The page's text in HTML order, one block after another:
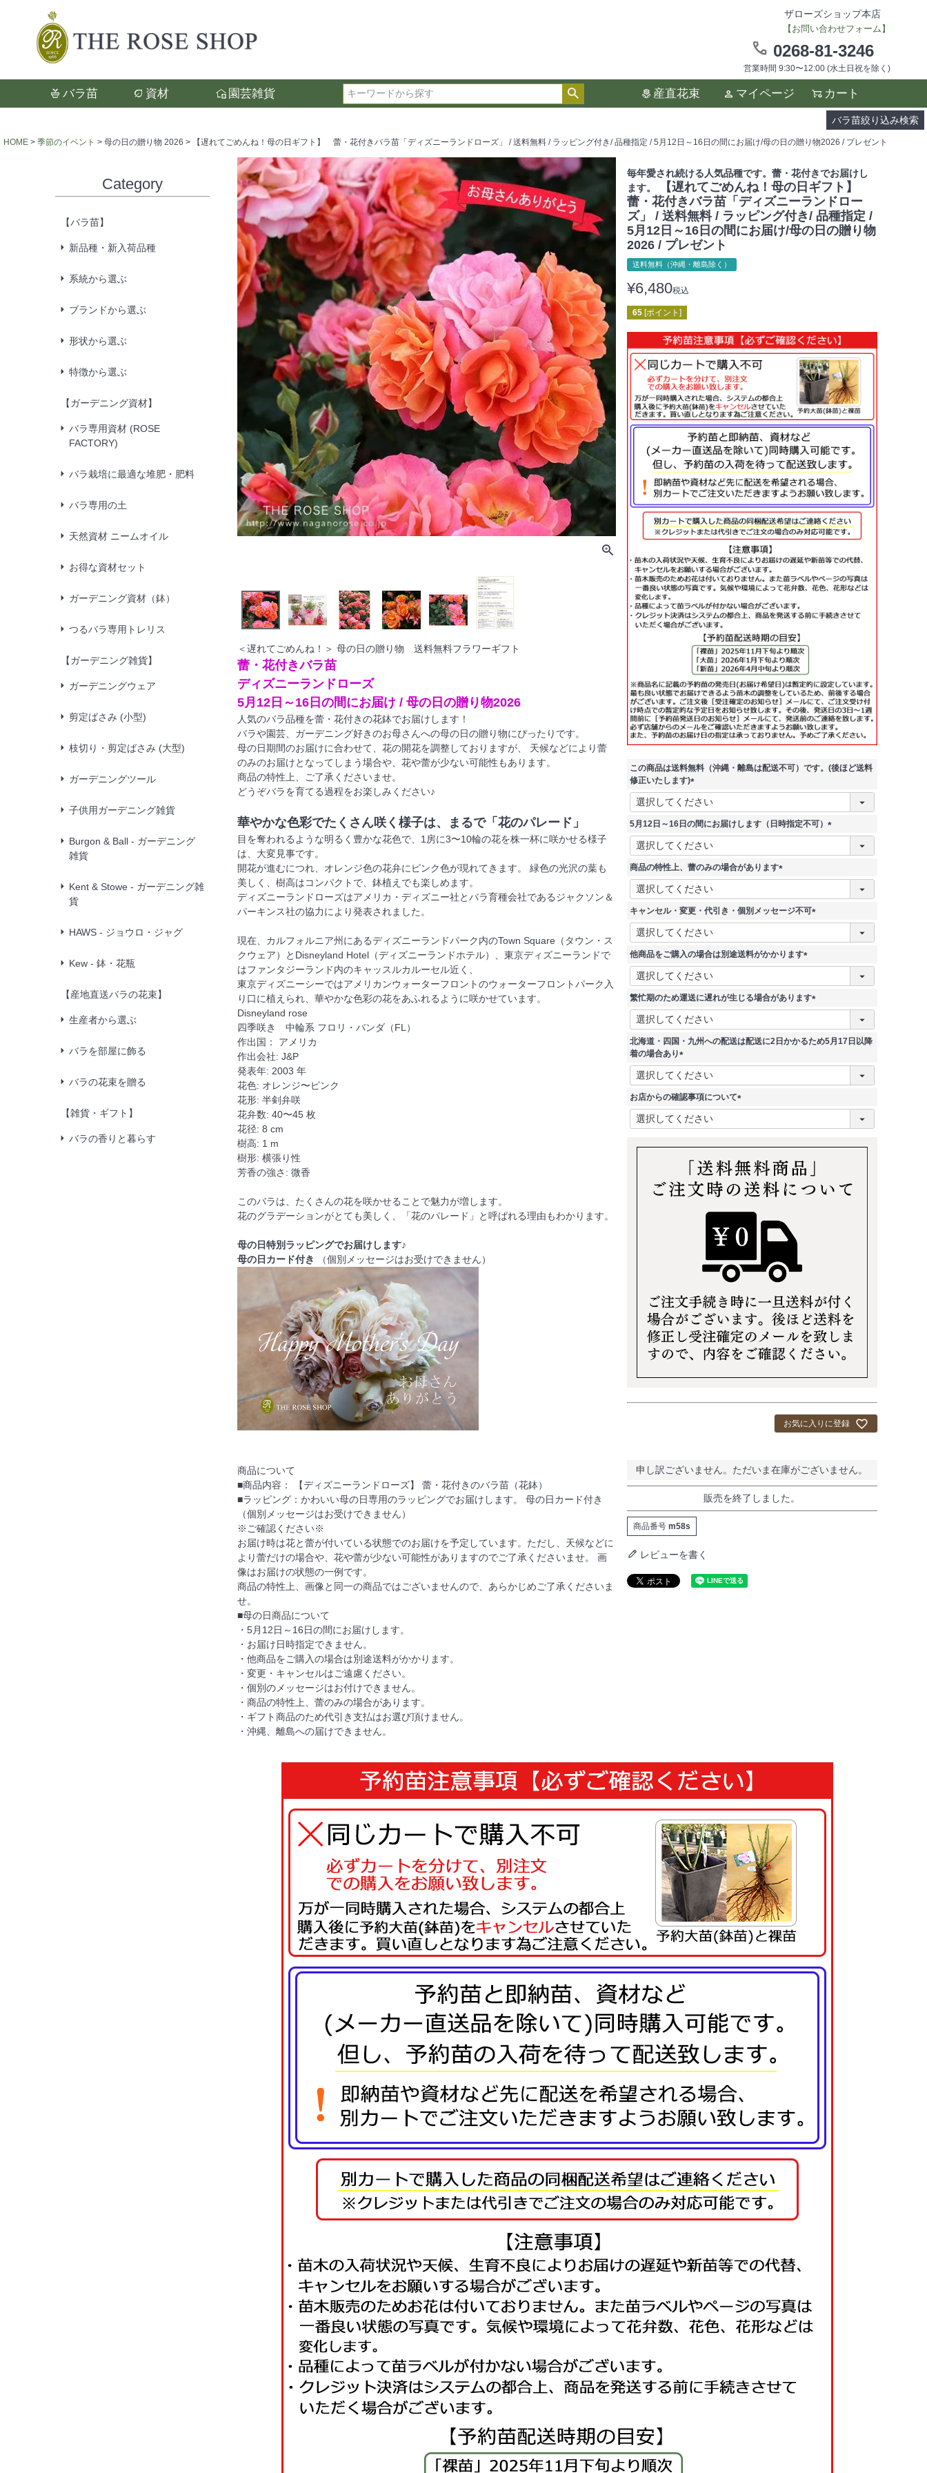
ザローズショップ本店
【お問い合わせフォーム】
0268-81-3246
営業時間 9:30〜12:00 (水土日祝を除く)
バラ苗 資材 園芸雑貨
検索 産直花束 マイページ カート
バラ苗絞り込み検索
検索
選択した項目全てに該当する品種のみ検索結果に表示されます。
タイプ、カラー、ブランドなどは1つずつ選択してください。
HOME 季節のイベント 母の日の贈り物 2026 【遅れてごめんね！母の日ギフト】 蕾・花付きバラ苗「ディズニーランドローズ」 / 送料無料 / ラッピング付き/ 品種指定 / 5月12日～16日の間にお届け/母の日の贈り物2026 / プレゼント
Category
【バラ苗】
新品種・新入荷品種
系統から選ぶ
ブランドから選ぶ
形状から選ぶ
特徴から選ぶ
【ガーデニング資材】
バラ専用資材 (ROSE
FACTORY)
バラ栽培に最適な堆肥・肥料
バラ専用の土
天然資材 ニームオイル
お得な資材セット
ガーデニング資材（鉢）
つるバラ専用トレリス
【ガーデニング雑貨】
ガーデニングウェア
剪定ばさみ (小型)
枝切り・剪定ばさみ (大型)
ガーデニングツール
子供用ガーデニング雑貨
Burgon & Ball - ガーデニング
雑貨
Kent & Stowe - ガーデニング雑
貨
HAWS - ジョウロ・ジャグ
Kew - 鉢・花瓶
【産地直送バラの花束】
生産者から選ぶ
バラを部屋に飾る
バラの花束を贈る
【雑貨・ギフト】
バラの香りと暮らす
＜遅れてごめんね！＞ 母の日の贈り物 送料無料フラワーギフト
蕾・花付きバラ苗
ディズニーランドローズ
5月12日～16日の間にお届け / 母の日の贈り物2026
人気のバラ品種を蕾・花付きの花鉢でお届けします！
バラや園芸、ガーデニング好きのお母さんへの母の日の贈り物にぴったりです。
母の日期間のお届けに合わせて、花の開花を調整しておりますが、 天候などにより蕾
のみのお届けとなってしまう場合や、花や蕾が少ない可能性もあります。
商品の特性上、ご了承くださいませ。
どうぞバラを育てる過程をお楽しみください♪
華やかな色彩でたくさん咲く様子は、まるで「花のパレード」
目を奪われるような明るく豊かな花色で、1房に3〜10輪の花を株一杯に咲かせる様子
は、大変見事です。
開花が進むにつれ、オレンジ色の花弁にピンク色が現れてきます。 緑色の光沢の葉も
美しく、樹高はコンパクトで、鉢植えでも楽しめます。
ディズニーランドローズはアメリカ・ディズニー社とバラ育種会社であるジャクソン＆
パーキンス社の協力により発表されました。
現在、カルフォルニア州にあるディズニーランドパーク内のTown Square（タウン・ス
クウェア）とDisneyland Hotel（ディズニーランドホテル）、東京ディズニーランドで
はファンタジーランド内のキャッスルカルーセル近く、
東京ディズニーシーではアメリカンウォーターフロントのウォーターフロントパーク入
り口に植えられ、華やかな色彩の花をあふれるように咲かせています。
Disneyland rose
四季咲き 中輪系 フロリ・バンダ（FL）
作出国： アメリカ
作出会社: J&P
発表年: 2003 年
花色: オレンジ〜ピンク
花形: 半剣弁咲
花弁数: 40〜45 枚
花径: 8 cm
樹高: 1 m
樹形: 横張り性
芳香の強さ: 微香
このバラは、たくさんの花を咲かせることで魅力が増します。
花のグラデーションがとても美しく、「花のパレード」と呼ばれる理由もわかります。
母の日特別ラッピングでお届けします♪
母の日カード付き
（個別メッセージはお受けできません）
商品について
■商品内容： 【ディズニーランドローズ】 蕾・花付きのバラ苗（花鉢）
■ラッピング：かわいい母の日専用のラッピングでお届けします。 母の日カード付き
（個別メッセージはお受けできません）
※ご確認ください※
お届け時は花と蕾が付いている状態でのお届けを予定しています。ただし、天候などに
より蕾だけの場合や、花や蕾が少ない可能性がありますのでご了承くださいませ。 画
像はお届けの状態の一例です。
商品の特性上、画像と同一の商品ではございませんので、あらかじめご了承くださいま
せ。
■母の日商品について
・5月12日～16日の間にお届けします。
・お届け日時指定できません。
・他商品をご購入の場合は別途送料がかかります。
・変更・キャンセルはご遠慮ください。
・個別のメッセージはお付けできません。
・商品の特性上、蕾のみの場合があります。
・ギフト商品のため代引き支払はお選び頂けません。
・沖縄、離島への届けできません。
毎年愛され続ける人気品種です。蕾・花付きでお届けし
ます。
【遅れてごめんね！母の日ギフト】
蕾・花付きバラ苗「ディズニーランドロー
ズ」 / 送料無料 / ラッピング付き/ 品種指定 /
5月12日～16日の間にお届け/母の日の贈り物
2026 / プレゼント
送料無料（沖縄・離島除く）
¥6,480税込
65 [ポイント]
この商品は送料無料（沖縄・離島は配送不可）です。(後ほど送料
修正いたします)
(
必
須
5月12日～16日の間にお届けします（日時指定不可）
(
商品の特性上、蕾のみの場合があります
(
須
キャンセル・変更・代引き・個別メッセージ不可
(
他商品をご購入の場合は別途送料がかかります
(
須
繁忙期のため運送に遅れが生じる場合があります
(
須
北海道・四国・九州への配送は配送に2日かかるため5月17日以降
着の場合あり
(
必
須
お店からの確認事項について
(
)
お気に入りに登録
申し訳ございません。ただいま在庫がございません。
販売を終了しました。
商品番号 m58s
レビューを書く